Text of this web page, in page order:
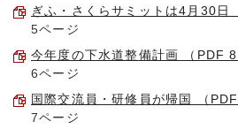
ぎふ・さくらサミットは4月30日
5ページ
今年度の下水道整備計画 （PDF
6ページ
国際交流員・研修員が帰国 （
7ページ